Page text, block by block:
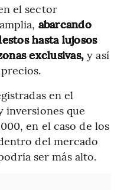
el sector
abarcando
hasta lujosos
exclusivas,y así
en el
inversiones que
en el caso de los
del mercado
ser más alto.